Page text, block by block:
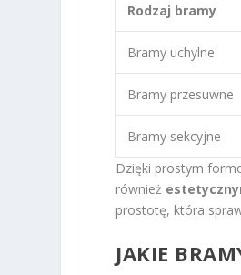
Rodzaj bramy
Bramy uchylne
Bramy przesuwne
Bramy sekcyjne
Dzięki prostym
również
prostotę, która
JAKIE